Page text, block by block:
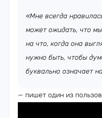
«Мне всегда
может ожидать, что
на что, когда она
нужно быть, чтобы
буквально означает
— пишет один из